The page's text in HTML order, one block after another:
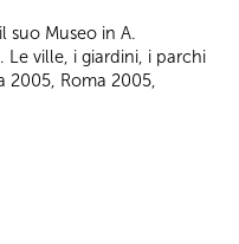
suo Museo in A.
Le ville, i giardini, i parchi
2005, Roma 2005,